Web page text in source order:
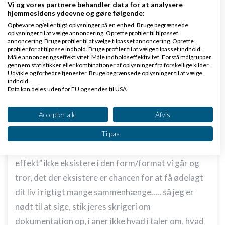
helst, alene af den årsag at det er en autoritet der
udskriver det, vi æder og tager medicin for alt uden
at kende konsekvenserne af det, og på samme tid så
peger vi fingre af alternativerne uanset hvilken
effekt det måtte have....
Kan kun anbefale at man ser den her video, hele den
industri er det rene galskab... så meget for
videnskabsmænd i hvide kitler og dokumenteret
effekt! ... når man har set denne dokumentar, så
effekt" ikke eksistere i den form/format vi går og
tror, det der eksistere er chancen for at få ødelagt
dit liv i rigtigt mange sammenhænge..... så jeg er
nødt til at sige, stik jeres skrigeri om
dokumentation op, i aner ikke hvad i taler om, hvad
Vi og vores partnere behandler data for at analysere
hjemmesidens ydeevne og gøre følgende:
Opbevare og/eller tilgå oplysninger på en enhed. Bruge begrænsede
oplysninger til at vælge annoncering. Oprette profiler til tilpasset
annoncering. Bruge profiler til at vælge tilpasset annoncering. Oprette
profiler for at tilpasse indhold. Bruge profiler til at vælge tilpasset indhold.
Måle annonceringseffektivitet. Måle indholdseffektivitet. Forstå målgrupper
gennem statistikker eller kombinationer af oplysninger fra forskellige kilder.
Udvikle og forbedre tjenester. Bruge begrænsede oplysninger til at vælge
indhold.
Data kan deles uden for EU og sendes til USA.
Se partnerliste (2 IAB-leverandører)
Vi bruger dine data til følgende formål:
IAB's behandlingsformål:
enhed
Bruge begrænsede oplysninger til at vælge
annoncering
Oprette profiler til tilpasset annoncering
Accepter alle Afvis
Tilpas